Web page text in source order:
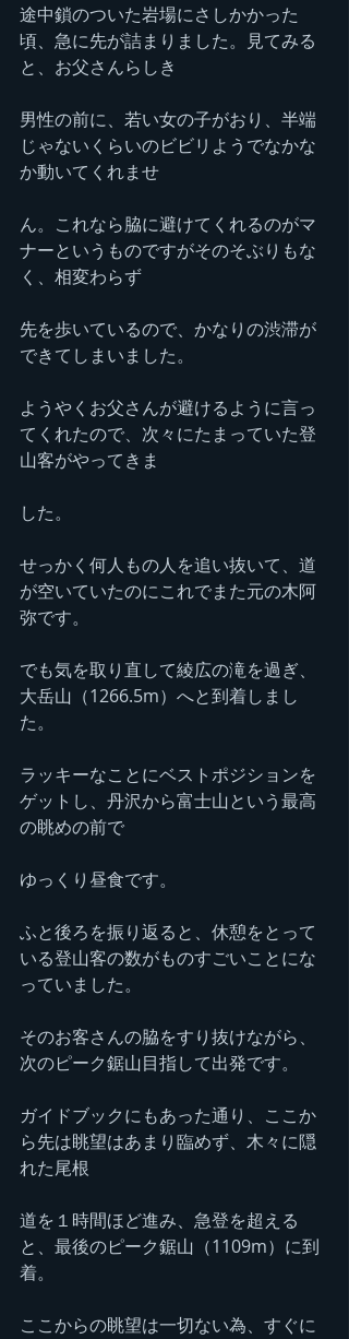
途中鎖のついた岩場にさしかかった
頃、急に先が詰まりました。見てみる
と、お父さんらしき
男性の前に、若い女の子がおり、半端
じゃないくらいのビビリようでなかな
か動いてくれませ
ん。これなら脇に避けてくれるのがマ
ナーというものですがそのそぶりもな
く、相変わらず
先を歩いているので、かなりの渋滞が
できてしまいました。
ようやくお父さんが避けるように言っ
てくれたので、次々にたまっていた登
山客がやってきま
した。
せっかく何人もの人を追い抜いて、道
が空いていたのにこれでまた元の木阿
弥です。
でも気を取り直して綾広の滝を過ぎ、
大岳山（1266.5m）へと到着しまし
た。
ラッキーなことにベストポジションを
ゲットし、丹沢から富士山という最高
の眺めの前で
ゆっくり昼食です。
ふと後ろを振り返ると、休憩をとって
いる登山客の数がものすごいことにな
っていました。
そのお客さんの脇をすり抜けながら、
次のピーク鋸山目指して出発です。
ガイドブックにもあった通り、ここか
ら先は眺望はあまり臨めず、木々に隠
れた尾根
道を１時間ほど進み、急登を超える
と、最後のピーク鋸山（1109m）に到
着。
ここからの眺望は一切ない為、すぐに